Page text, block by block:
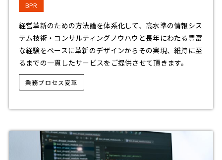
BPR
経営革新のための方法論を体系化して、高水準の情報シス
テム技術・コンサルティングノウハウと長年にわたる豊富
な経験をベースに革新のデザインからその実現、維持に至
るまでの一貫したサービスをご提供させて頂きます。
業務プロセス変革